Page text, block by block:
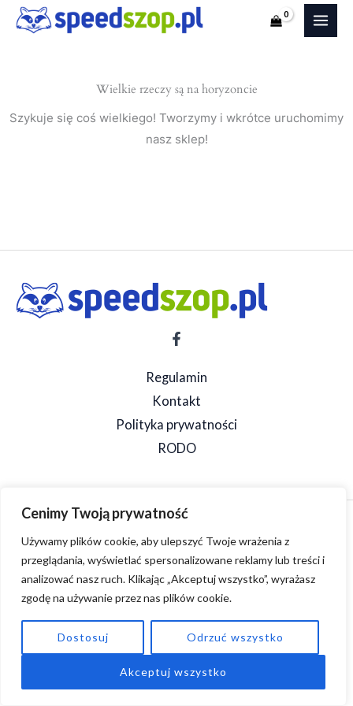
Cenimy Twoją prywatność
Używamy plików cookie, aby ulepszyć Twoje wrażenia z
przeglądania, wyświetlać spersonalizowane reklamy lub treści i
analizować nasz ruch. Klikając „Akceptuj wszystko”, wyrażasz
zgodę na używanie przez nas plików cookie.
Dostosuj Odrzuć wszystko
Akceptuj wszystko
Przejdź
Wielkie rzeczy są na horyzoncie
Szykuje się coś wielkiego! Tworzymy i wkrótce uruchomimy
nasz sklep!
Regulamin
Kontakt
Polityka prywatności
RODO
i20
I
nakładki